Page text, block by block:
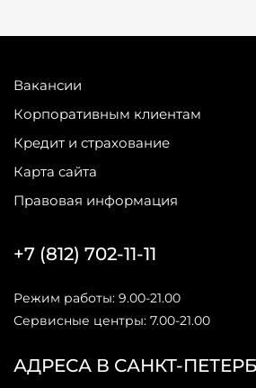
Вакансии
Корпоративным клиентам
Кредит и страхование
Карта сайта
Правовая информация
АДРЕСА В САНКТ-
+7 (812) 702-11-11
Режим работы: 9.00-21.00
Сервисные центры: 7.00-21.00